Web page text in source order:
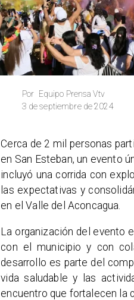
Equipo Prensa Vtv
Por
3 de septiembre de 2024
Cerca de 2 mil personas
en San Esteban, un evento
incluyó una corrida con
las expectativas y
en el Valle del Aconcagua.
La organización del evento
con el municipio y con
desarrollo es parte del
vida saludable y las
encuentro que fortalecen la